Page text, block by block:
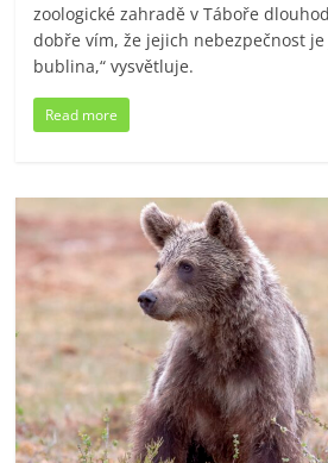
zoologické zahradě v Táboře
dobře vím, že jejich nebezpečnost
bublina,“ vysvětluje.
Read more